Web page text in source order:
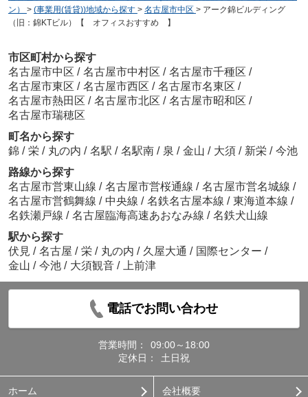
ン）
> (事業用(賃貸))地域から探す > 名古屋市中区 > アーク錦ビルディング
（旧：錦KTビル）【 オフィスおすすめ 】
市区町村から探す
名古屋市中区 / 名古屋市中村区 / 名古屋市千種区 /
名古屋市東区 / 名古屋市西区 / 名古屋市名東区 /
名古屋市熱田区 / 名古屋市北区 / 名古屋市昭和区 /
名古屋市瑞穂区
町名から探す
錦 / 栄 / 丸の内 / 名駅 / 名駅南 / 泉 / 金山 / 大須 / 新栄 / 今池
路線から探す
名古屋市営東山線 / 名古屋市営桜通線 / 名古屋市営名城線 /
名古屋市営鶴舞線 / 中央線 / 名鉄名古屋本線 / 東海道本線 /
名鉄瀬戸線 / 名古屋臨海高速あおなみ線 / 名鉄犬山線
駅から探す
伏見 / 名古屋 / 栄 / 丸の内 / 久屋大通 / 国際センター /
金山 / 今池 / 大須観音 / 上前津
電話でお問い合わせ
営業時間：
09:00～18:00
定休日：
土日祝
ホーム 会社概要